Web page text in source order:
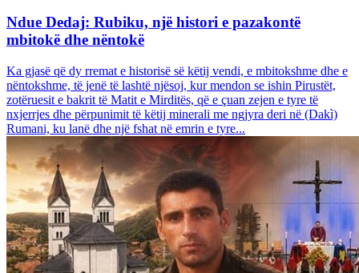
Ndue Dedaj: Rubiku, një histori e pazakontë
mbitokë dhe nëntokë
Ka gjasë që dy rremat e historisë së këtij vendi, e mbitokshme dhe e
nëntokshme, të jenë të lashtë njësoj, kur mendon se ishin Pirustët,
zotëruesit e bakrit të Matit e Mirditës, që e çuan zejen e tyre të
nxjerrjes dhe përpunimit të këtij minerali me ngjyra deri në (Dakì)
Rumani, ku lanë dhe një fshat në emrin e tyre...